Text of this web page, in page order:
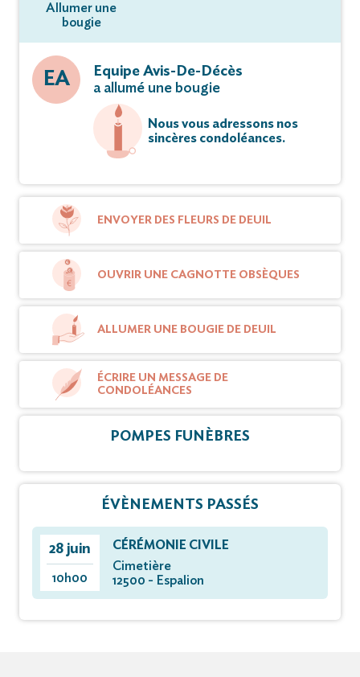
Allumer une
bougie
EA
Equipe Avis-De-Décès
a allumé une bougie
Nous vous adressons nos
sincères condoléances.
ENVOYER DES FLEURS DE DEUIL
OUVRIR UNE CAGNOTTE OBSÈQUES
ALLUMER UNE BOUGIE DE DEUIL
ÉCRIRE UN MESSAGE DE
CONDOLÉANCES
POMPES FUNÈBRES
ÉVÈNEMENTS PASSÉS
28 juin
10h00
CÉRÉMONIE CIVILE
Cimetière
12500 - Espalion